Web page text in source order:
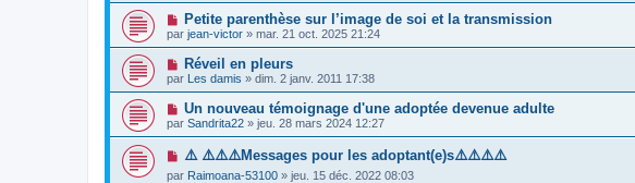
Petite parenthèse sur l’image de soi et la transmission
par jean-victor » mar. 21 oct. 2025 21:24
Réveil en pleurs
par Les damis » dim. 2 janv. 2011 17:38
Un nouveau témoignage d'une adoptée devenue adulte
par Sandrita22 » jeu. 28 mars 2024 12:27
⚠️ ⚠️⚠️⚠️Messages pour les adoptant(e)s⚠️⚠️⚠️⚠️
par Raimoana-53100 » jeu. 15 déc. 2022 08:03